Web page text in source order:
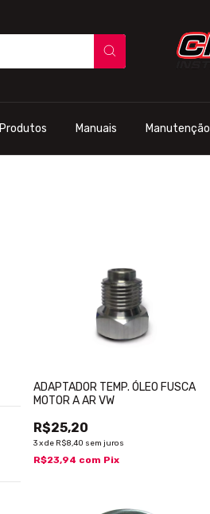
Produtos Manuais Manutenção
ADAPTADOR TEMP. ÓLEO FUSCA
MOTOR A AR VW
R$25,20
3xde R$8,40 sem juros
R$23,94 com Pix